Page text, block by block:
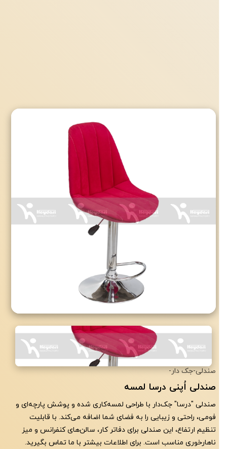
با تشکر از اعتماد شما به
صنایع تولیدی حیدری
صندلی-جک دار-
صندلی اُپنی درسا لمسه
صندلی "درسا" جک‌دار با طراحی لمسه‌کاری شده و پوشش پارچه‌ای و
فومی، راحتی و زیبایی را به فضای شما اضافه می‌کند. با قابلیت
تنظیم ارتفاع، این صندلی برای دفاتر کار، سالن‌های کنفرانس و میز
ناهارخوری مناسب است. برای اطلاعات بیشتر با ما تماس بگیرید.